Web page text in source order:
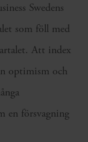
Swedens
som föll med
Att index
optimism och
en försvagning